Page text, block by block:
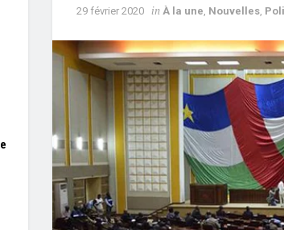
29 février 2020 in À la une Nouvelles,